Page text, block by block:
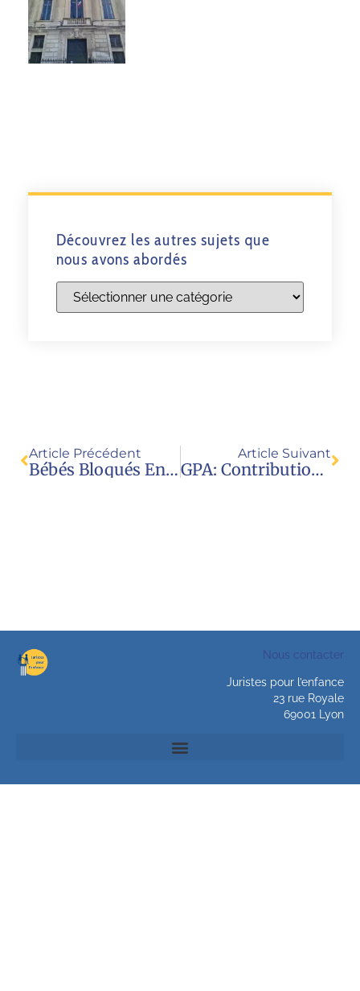
Découvrez les autres sujets que
nous avons abordés
Article Précédent
Bébés Bloqués En Ukraine : L’indécence De La GPA
Article Suivant
GPA: Contribution JPE Sur La Vente Et L’exploitation Sexuelle Des Enfants
Nous contacter
Juristes pour l’enfance
23 rue Royale
69001 Lyon